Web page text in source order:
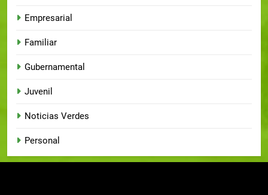
Empresarial
Familiar
Gubernamental
Juvenil
Noticias Verdes
Personal